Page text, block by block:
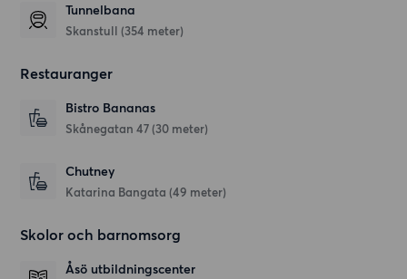
Tunnelbana
Skanstull (354 meter)
Restauranger
Bistro Bananas
Skånegatan 47 (30 meter)
Chutney
Katarina Bangata (49 meter)
Skolor och barnomsorg
Åsö utbildningscenter